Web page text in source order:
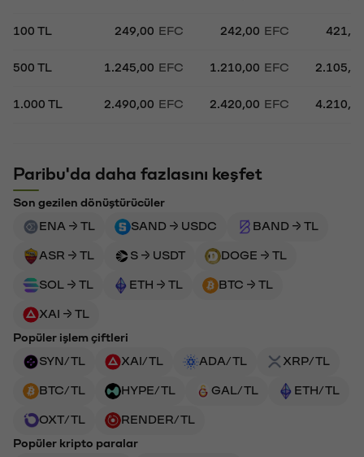
100 TL 249,00 EFC 242,00 EFC
500 TL 1.245,00 EFC 1.210,00 EFC
1.000 TL 2.490,00 EFC 2.420,00 EFC
Paribu'da daha fazlasını keşfet
Son gezilen dönüştürücüler
ENA → TL
SAND → USDC BAND → TL
ASR → TL S → USDT DOGE → TL
SOL → TL ETH → TL BTC → TL
XAI → TL
Popüler işlem çiftleri
SYN/TL
XAI/TL ADA/TL XRP/TL
BTC/TL HYPE/TL GAL/TL ETH/TL
OXT/TL
RENDER/TL
Popüler kripto paralar